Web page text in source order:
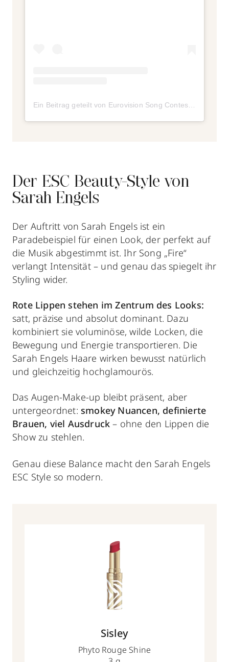
Der ESC Beauty-Style von
Sarah Engels
Der Auftritt von Sarah Engels ist ein
Paradebeispiel für einen Look, der perfekt auf
die Musik abgestimmt ist. Ihr Song „Fire“
verlangt Intensität – und genau das spiegelt ihr
Styling wider.
Rote Lippen stehen im Zentrum des Looks:
satt, präzise und absolut dominant. Dazu
kombiniert sie voluminöse, wilde Locken, die
Bewegung und Energie transportieren. Die
Sarah Engels Haare wirken bewusst natürlich
und gleichzeitig hochglamourös.
Das Augen-Make-up bleibt präsent, aber
untergeordnet: smokey Nuancen, definierte
Brauen, viel Ausdruck – ohne den Lippen die
Show zu stehlen.
Genau diese Balance macht den Sarah Engels
ESC Style so modern.
Sisley
Phyto Rouge Shine